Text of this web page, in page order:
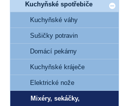
Kuchyňské spotřebiče
Kuchyňské váhy
Sušičky potravin
Domácí pekárny
Kuchyňské kráječe
Elektrické nože
Mixéry, sekáčky,